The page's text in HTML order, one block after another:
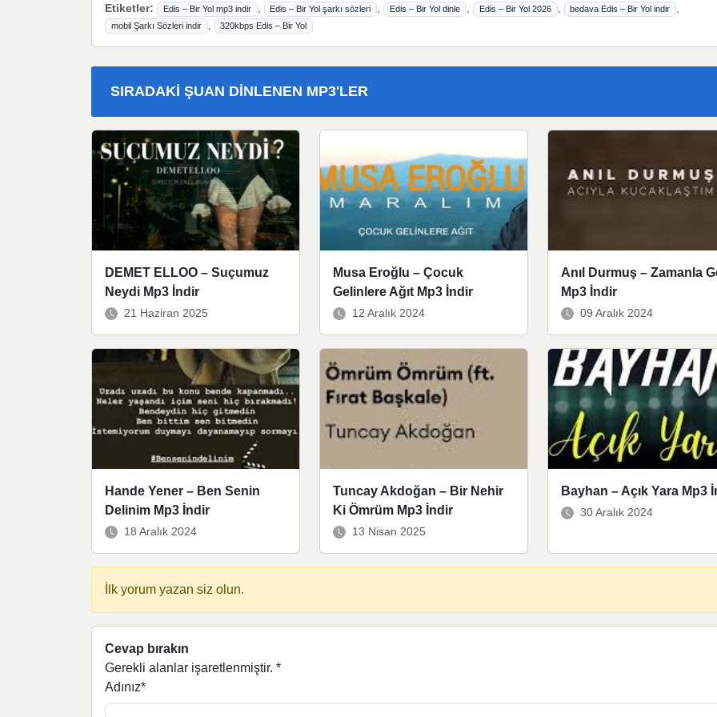
Etiketler: Edis – Bir Yol mp3 indir , Edis – Bir Yol şarkı sözleri , Edis – Bir Yol dinle , Edis – Bir Yol 2026 , bedava Edis – Bir Yol indir ,
mobil Şarkı Sözleri indir , 320kbps Edis – Bir Yol
SIRADAKI ŞUAN DINLENEN MP3'LER
DEMET ELLOO – Suçumuz
Neydi Mp3 İndir
21 Haziran 2025
Musa Eroğlu – Çocuk
Gelinlere Ağıt Mp3 İndir
12 Aralık 2024
Anıl Durmuş – Zamanla
Mp3 İndir
09 Aralık 2024
Hande Yener – Ben Senin
Delinim Mp3 İndir
18 Aralık 2024
Tuncay Akdoğan – Bir Nehir
Ki Ömrüm Mp3 İndir
13 Nisan 2025
Bayhan – Açık Yara Mp3
30 Aralık 2024
İlk yorum yazan siz olun.
Cevap bırakın
Gerekli alanlar işaretlenmiştir. *
Adınız*